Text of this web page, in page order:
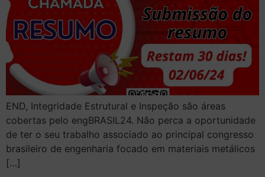
END, Integridade Estrutural e Inspeção são áreas
cobertas pelo engBRASIL24. Não perca a oportunidade
de ter o seu trabalho associado ao principal congresso
brasileiro de engenharia focado em materiais metálicos
[…]